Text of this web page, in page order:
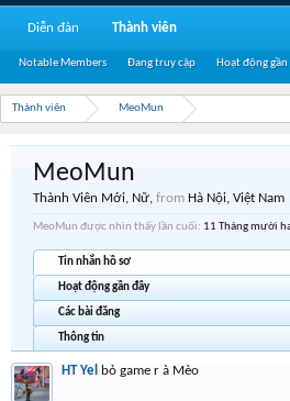
Thành viên MeoMun
MeoMun
Thành Viên Mới, Nữ, from Hà Nội, Việt Nam
MeoMun được nhìn thấy lần cuối: 11 Tháng mười
Tin nhắn hồ sơ
Hoạt động gần đây
Các bài đăng
Thông tin
HT Yel bỏ game r à Mèo
Diễn đàn Thành viên
Notable Members Đang truy cập Hoạt động gần